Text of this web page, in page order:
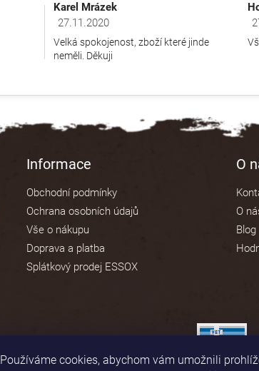
Používáme cookies, abychom vám umožnili
Karel Mrázek
Hodnocení obchodu je 5 z 5 hvězdiček.
27.11.2020
Velká spokojenost, zboží které jinde
neměli. Děkuji
Informace
Obchodní podmínky
Ochrana osobních údajů
Vše o nákupu
Doprava a platba
Splátkový prodej ESSOX
O
O
Blog